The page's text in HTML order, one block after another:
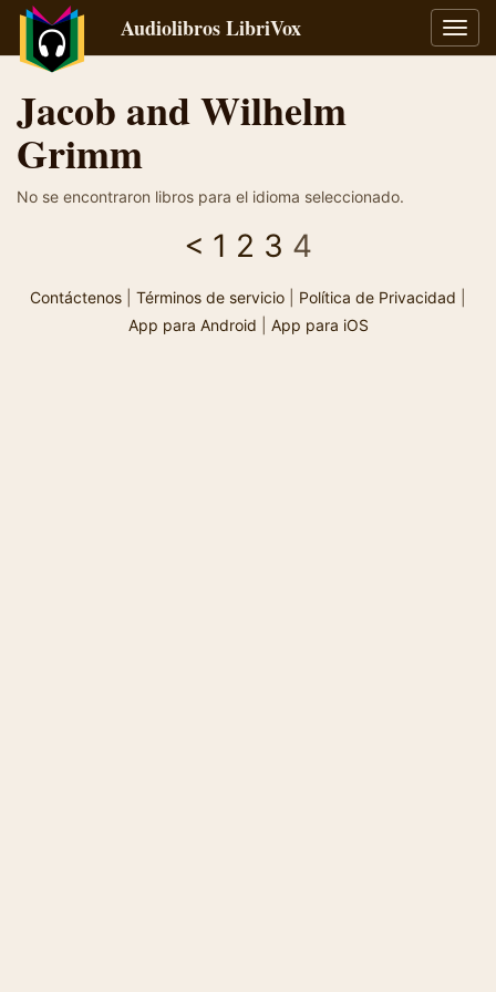
Audiolibros LibriVox
Jacob and Wilhelm
Grimm
No se encontraron libros para el idioma seleccionado.
< 1 2 3 4
Contáctenos Términos de servicio Política de Privacidad
App para Android
App para iOS